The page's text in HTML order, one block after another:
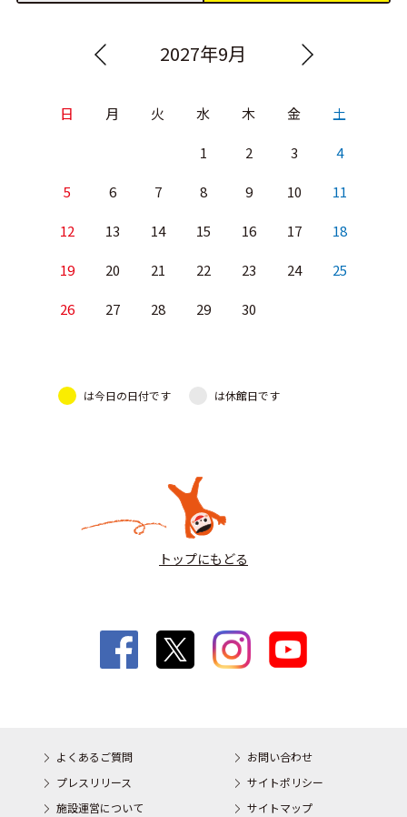
2027年9月
日 月 火 水 木 金 土
1 2 3 4
5 6 7 8 9 10 11
12 13 14 15 16 17 18
19 20 21 22 23 24 25
26 27 28 29 30
は今日の日付です は休館日です
トップにもどる
よくあるご質問
お問い合わせ
プレスリリース
サイトポリシー
施設運営について
サイトマップ